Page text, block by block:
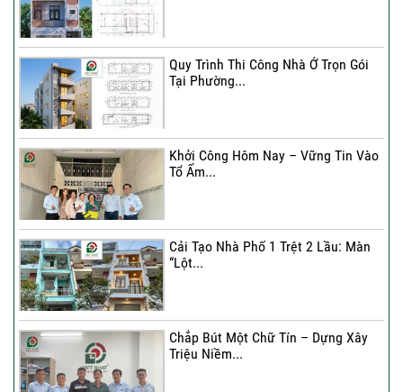
Quy Trình Thi Công Nhà Ở Trọn Gói
Tại Phường...
Khởi Công Hôm Nay – Vững Tin Vào
Tổ Ấm...
Cải Tạo Nhà Phố 1 Trệt 2 Lầu: Màn
“Lột...
Chắp Bút Một Chữ Tín – Dựng Xây
Triệu Niềm...